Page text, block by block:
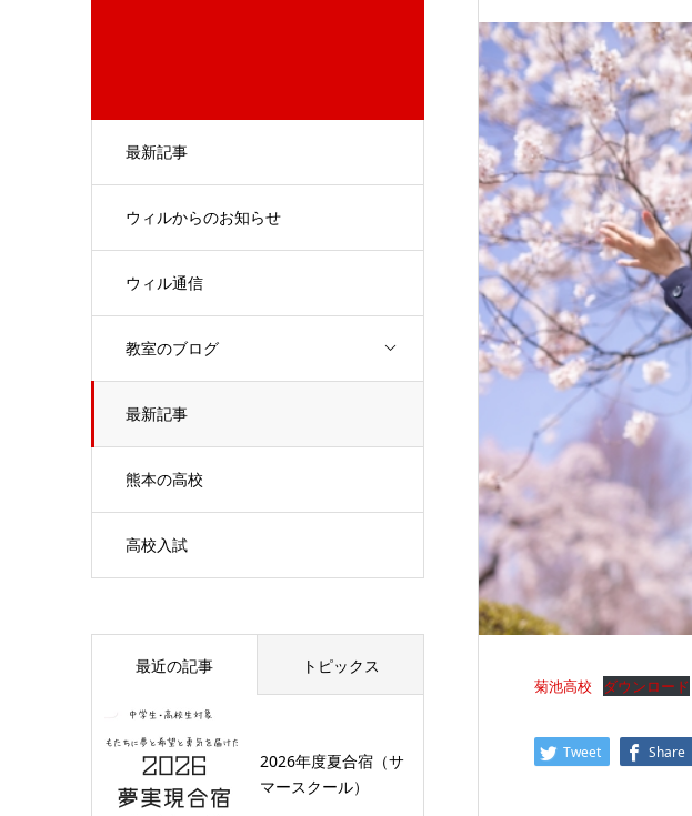
最新記事
ウィルからのお知らせ
ウィル通信
教室のブログ
最新記事
熊本の高校
高校入試
菊池高校 ダウンロード
Tweet Share
最近の記事 トピックス
2026年度夏合宿（サ
マースクール）